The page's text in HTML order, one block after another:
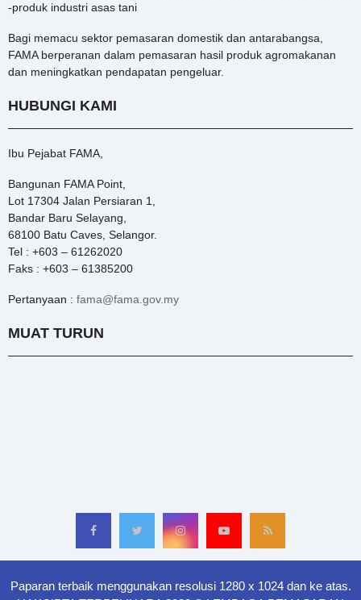
-produk industri asas tani
Bagi memacu sektor pemasaran domestik dan antarabangsa,
FAMA berperanan dalam pemasaran hasil produk agromakanan
dan meningkatkan pendapatan pengeluar.
HUBUNGI KAMI
Ibu Pejabat FAMA,
Bangunan FAMA Point,
Lot 17304 Jalan Persiaran 1,
Bandar Baru Selayang,
68100 Batu Caves, Selangor.
Tel : +603 – 61262020
Faks : +603 – 61385200
Pertanyaan : fama@fama.gov.my
MUAT TURUN
Paparan terbaik menggunakan resolusi 1280 x 1024 dan ke atas.